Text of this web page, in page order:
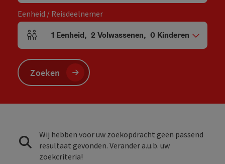
Eenheid / Reisdeelnemer
Aantal eenheden en persoonsvelden
1 Eenheid, 2 Volwassenen, 0 Kinderen
Zoeken
Wij hebben voor uw zoekopdracht geen passend
resultaat gevonden. Verander a.u.b. uw
zoekcriteria!